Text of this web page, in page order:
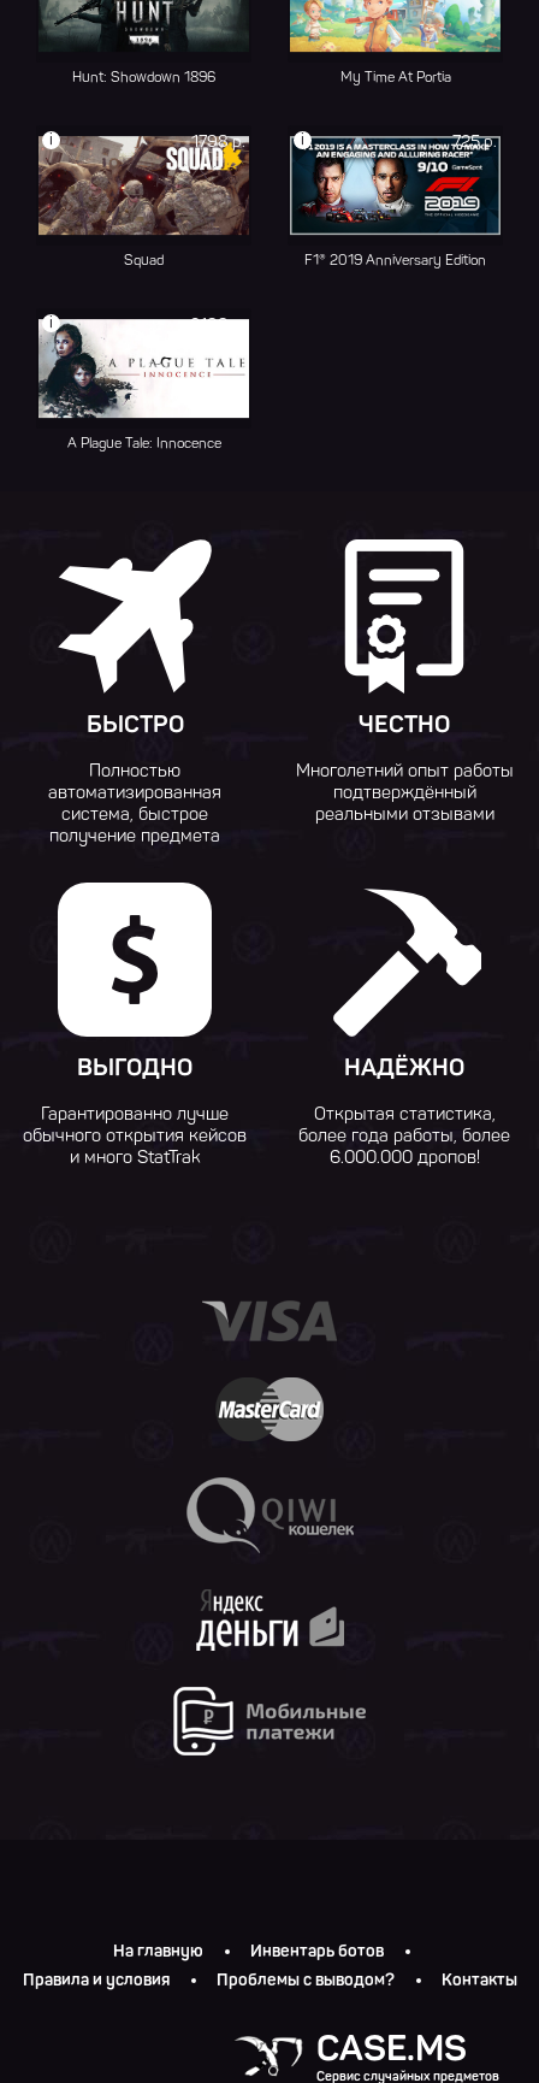
Hunt: Showdown 1896 My Time At Portia
1798 р.
i
Squad
725 р.
i
F1® 2019 Anniversary Edition
2199 р.
i
A Plague Tale: Innocence
БЫСТРО
Полностью
автоматизированная
система, быстрое
получение предмета
ЧЕСТНО
Многолетний опыт работы
подтверждённый
реальными отзывами
ВЫГОДНО
Гарантированно лучше
обычного открытия кейсов
и много StatTrak
НАДЁЖНО
Открытая статистика,
более года работы, более
6.000.000 дропов!
На главную
Инвентарь ботов
Правила и условия
Проблемы с выводом? Контакты
CASE.MS
Сервис случайных предметов